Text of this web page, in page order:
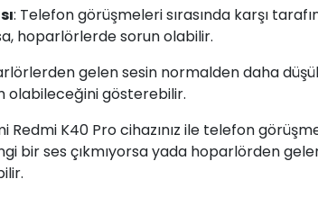
: Telefon görüşmeleri sırasında karşı
hoparlörlerde sorun olabilir.
gelen sesin normalden daha
gösterebilir.
Redmi K40 Pro cihazınız ile telefon
bir ses çıkmıyorsa yada hoparlörden